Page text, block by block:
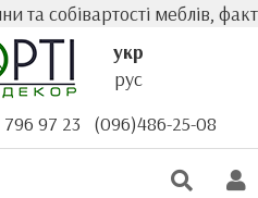
собівартості меблів,
укр
рус
97 23 (096)486-25-08